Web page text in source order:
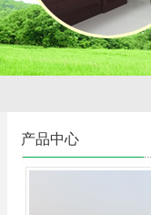
产品中心